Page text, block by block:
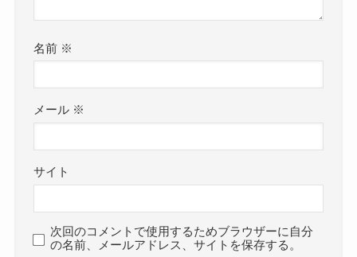
名前 ※
メール ※
サイト
次回のコメントで使用するためブラウザーに自分
の名前、メールアドレス、サイトを保存する。